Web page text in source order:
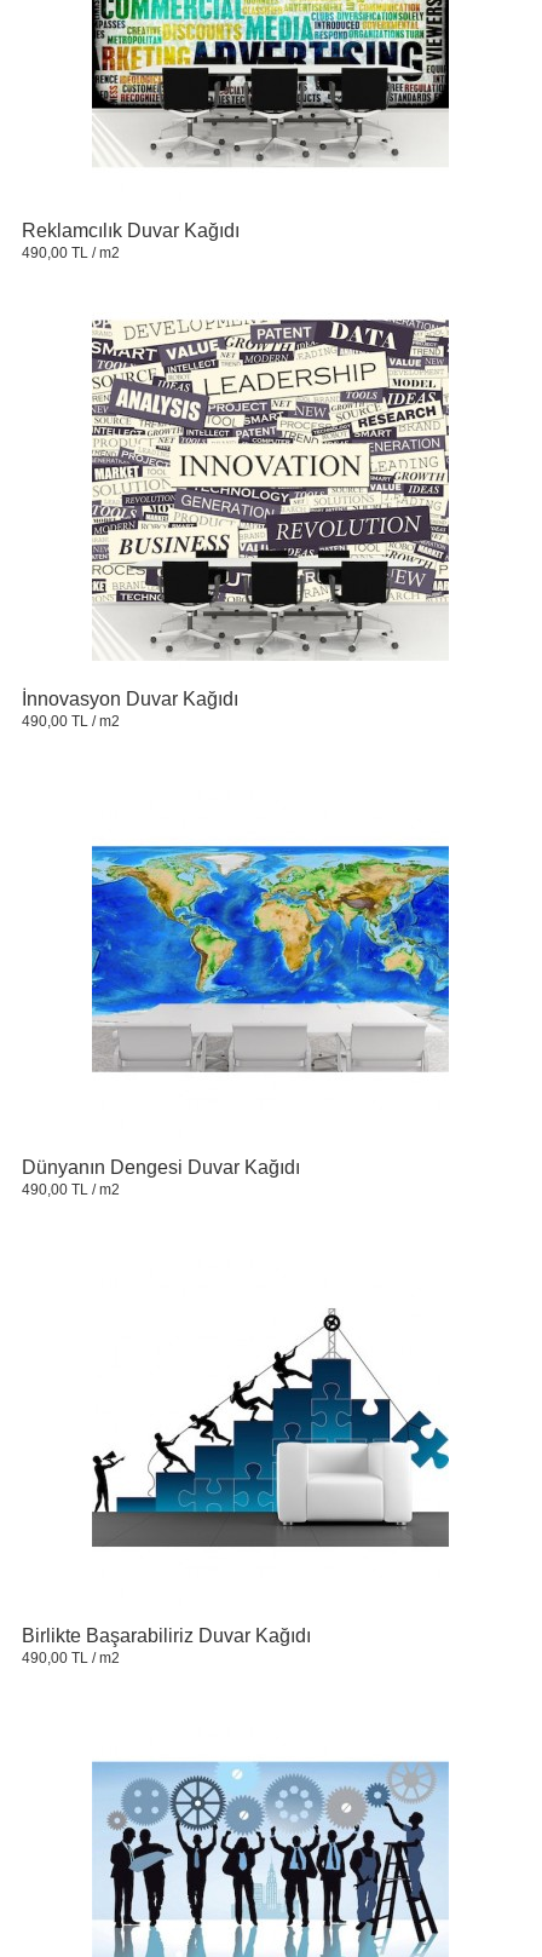
Reklamcılık Duvar Kağıdı
490,00 TL / m2
İnnovasyon Duvar Kağıdı
490,00 TL / m2
Dünyanın Dengesi Duvar Kağıdı
490,00 TL / m2
Birlikte Başarabiliriz Duvar Kağıdı
490,00 TL / m2